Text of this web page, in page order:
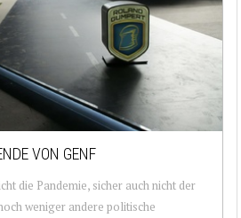
VON GENF
die Pandemie, sicher auch nicht der
weniger andere politische